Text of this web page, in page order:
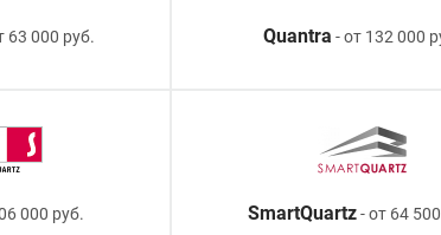
63 000 руб. Quantra - от 132 000
000 руб. SmartQuartz- от 64